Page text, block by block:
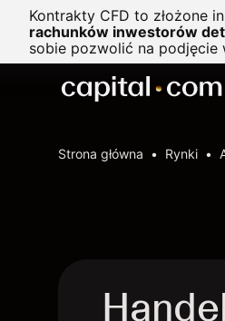
Kontrakty CFD to złożone
rachunków inwestorów
sobie pozwolić na podjęcie
Strona główna Rynki